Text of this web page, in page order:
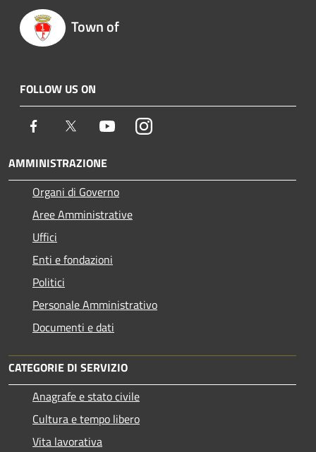
Town of
FOLLOW US ON
Facebook Twitter YoutubeInstagram
AMMINISTRAZIONE
Organi di Governo
Aree Amministrative
Uffici
Enti e fondazioni
Politici
Personale Amministrativo
Documenti e dati
CATEGORIE DI SERVIZIO
Anagrafe e stato civile
Cultura e tempo libero
Vita lavorativa